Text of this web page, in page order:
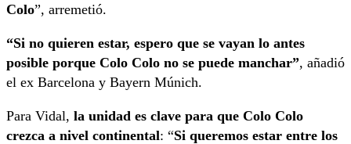
Colo”, arremetió.
“Si no quieren estar, espero que se vayan lo antes
posible porque Colo Colo no se puede manchar”, añadió
el ex Barcelona y Bayern Múnich.
Para Vidal, la unidad es clave para que Colo Colo
crezca a nivel continental: “Si queremos estar entre los